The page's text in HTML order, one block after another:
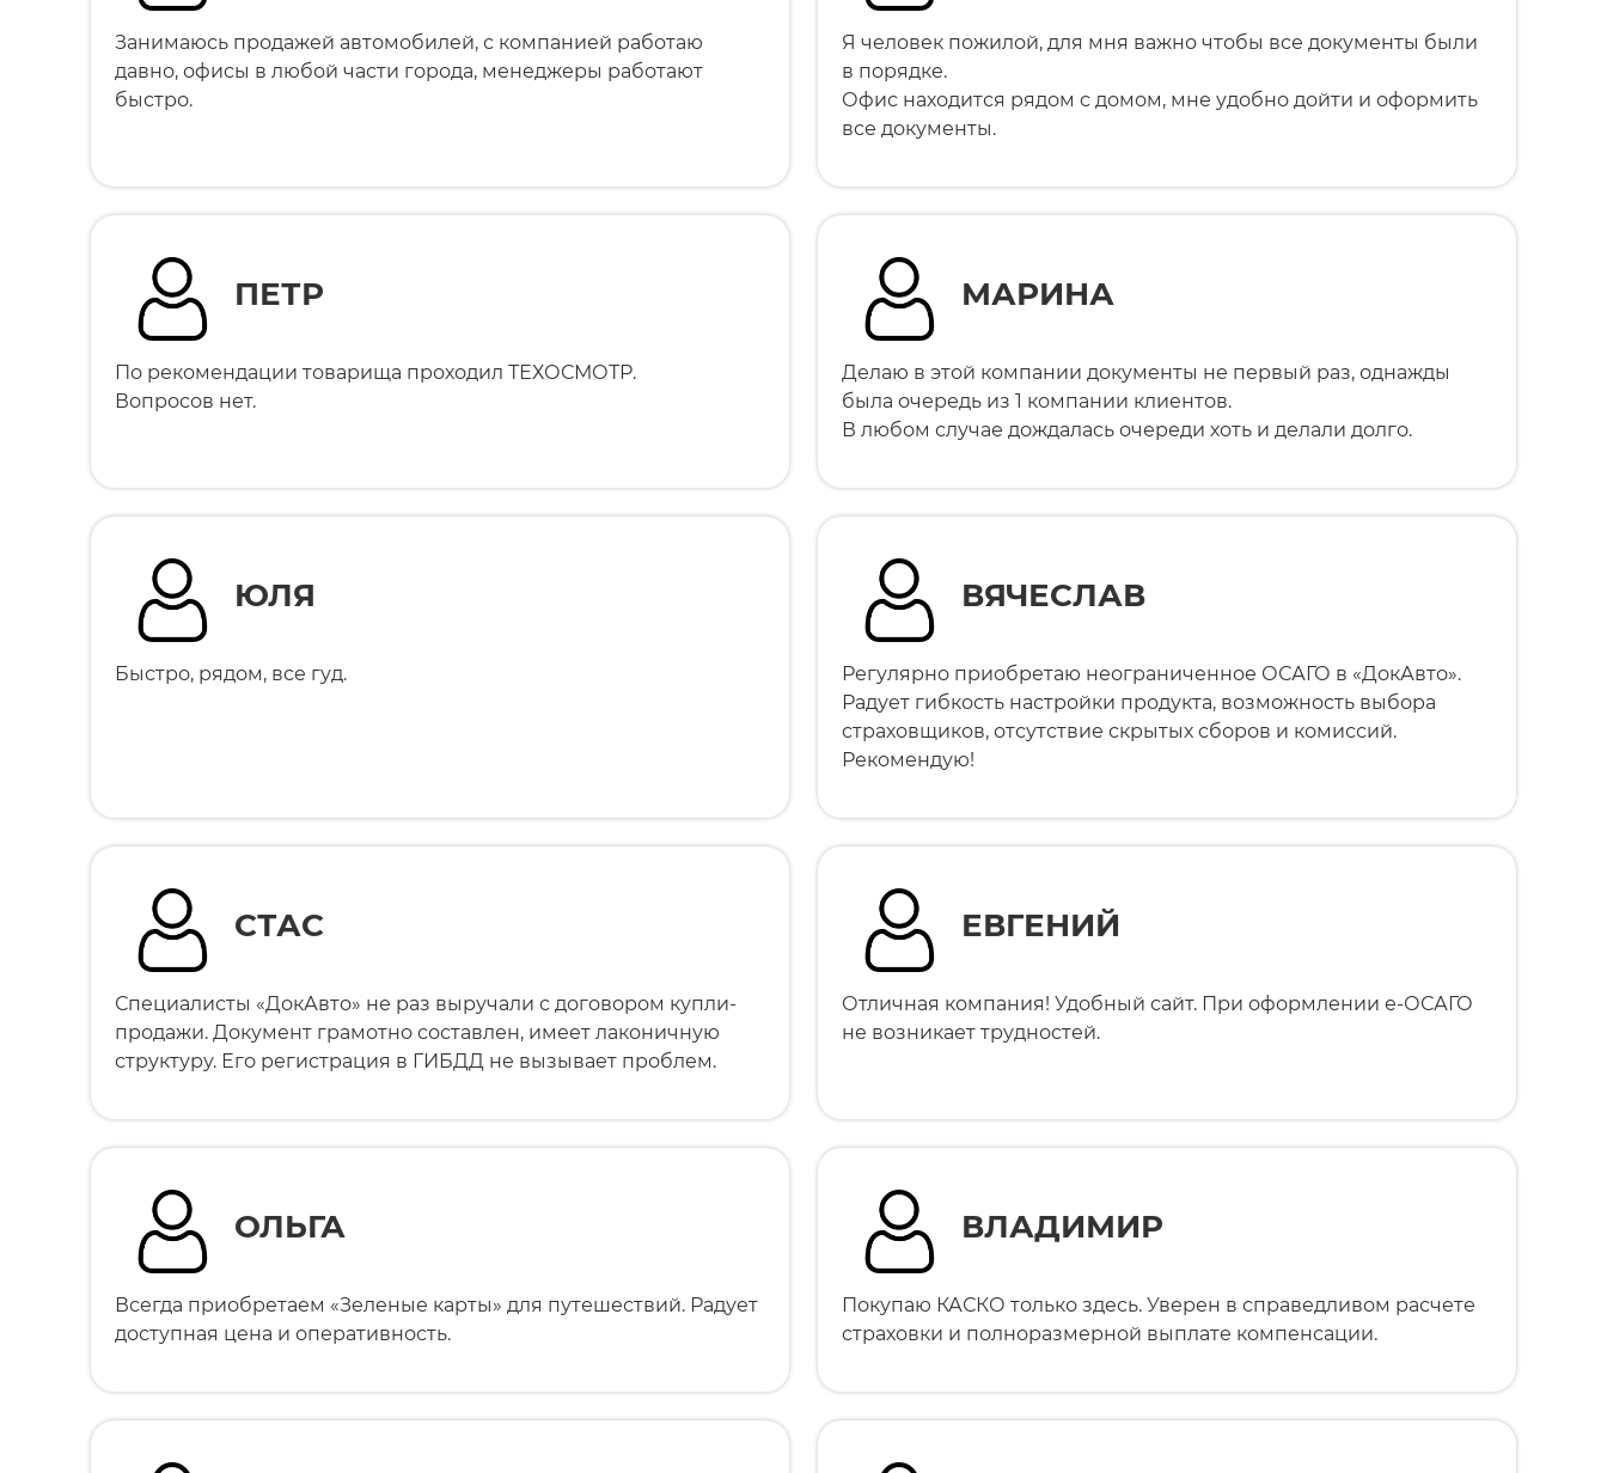
Занимаюсь продажей автомобилей, с компанией работаю
давно, офисы в любой части города, менеджеры работают
быстро.
Я человек пожилой, для мня важно чтобы все документы были
в порядке.
Офис находится рядом с домом, мне удобно дойти и оформить
все документы.
ПЕТР
По рекомендации товарища проходил ТЕХОСМОТР.
Вопросов нет.
МАРИНА
Делаю в этой компании документы не первый раз, однажды
была очередь из 1 компании клиентов.
В любом случае дождалась очереди хоть и делали долго.
ЮЛЯ
Быстро, рядом, все гуд.
ВЯЧЕСЛАВ
Регулярно приобретаю неограниченное ОСАГО в «ДокАвто».
Радует гибкость настройки продукта, возможность выбора
страховщиков, отсутствие скрытых сборов и комиссий.
Рекомендую!
СТАС
Специалисты «ДокАвто» не раз выручали с договором купли-
продажи. Документ грамотно составлен, имеет лаконичную
структуру. Его регистрация в ГИБДД не вызывает проблем.
ЕВГЕНИЙ
Отличная компания! Удобный сайт. При оформлении е-ОСАГО
не возникает трудностей.
ОЛЬГА
Всегда приобретаем «Зеленые карты» для путешествий. Радует
доступная цена и оперативность.
ВЛАДИМИР
Покупаю КАСКО только здесь. Уверен в справедливом расчете
страховки и полноразмерной выплате компенсации.